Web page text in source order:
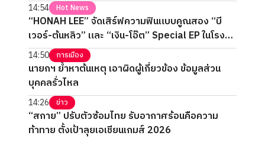
14:54 Hot News
“HONAH LEE” จัดเสิร์ฟความฟินแบบคูณสอง “บี
เวอร์-ต้นหลิว” และ “เงิน-โอ๊ต” Special EP ในโรง
ภาพยนตร์ 2 วันเต็ม
14:50 การเมือง
นายกฯ ย้ำหาต้นเหตุ เอาผิดผู้เกี่ยวข้อง ข้อมูลส่วน
บุคคลรั่วไหล
14:26 ข่าว
“สกาย” ปรับตัวซ้อมไทย รับอากาศร้อนคือความ
ท้าทาย ตั้งเป้าลุยเอเชียนเกมส์ 2026